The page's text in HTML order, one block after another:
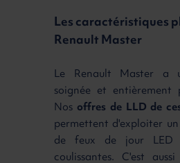
Les caractéristiques
Renault Master
Le Renault Master a
soignée et entièrement
Nos offres de LLD de
permettent d'exploiter
de feux de jour LED
coulissantes. C'est